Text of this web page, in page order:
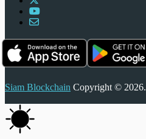
Siam Blockchain Copyright © 2026.